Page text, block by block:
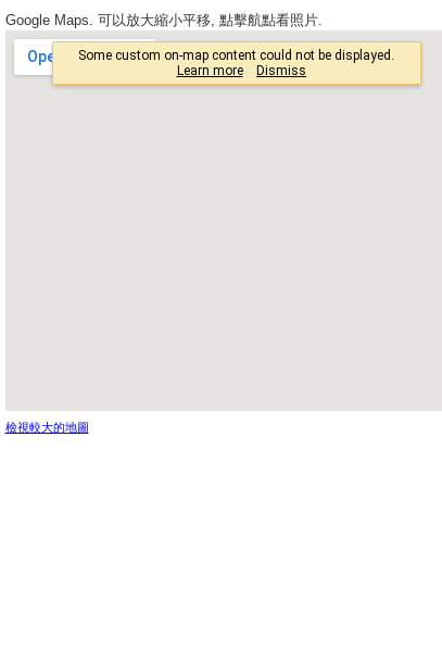
Google Maps. 可以放大縮小平移, 點擊航點看照片.
檢視較大的地圖